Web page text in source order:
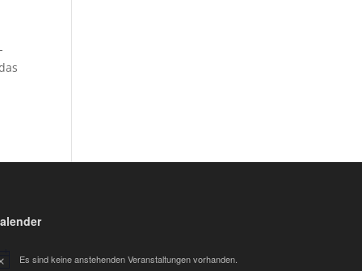
Es sind keine anstehenden Veranstaltungen vorhanden.